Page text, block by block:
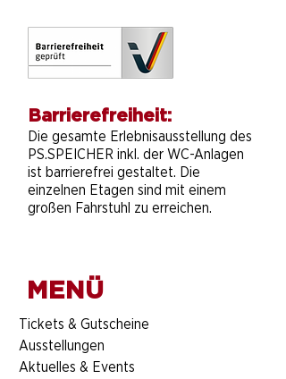
Barrierefreiheit:
Die gesamte Erlebnisausstellung des
PS.SPEICHER inkl. der WC-Anlagen
ist barrierefrei gestaltet. Die
einzelnen Etagen sind mit einem
großen Fahrstuhl zu erreichen.
MENÜ
​Tickets & Gutscheine
Ausstellungen
Aktuelles & Events